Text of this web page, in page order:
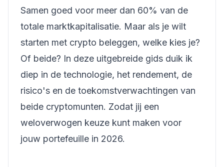
Samen goed voor meer dan 60% van de
totale marktkapitalisatie. Maar als je wilt
starten met crypto beleggen, welke kies je?
Of beide? In deze uitgebreide gids duik ik
diep in de technologie, het rendement, de
risico's en de toekomstverwachtingen van
beide cryptomunten. Zodat jij een
weloverwogen keuze kunt maken voor
jouw portefeuille in 2026.